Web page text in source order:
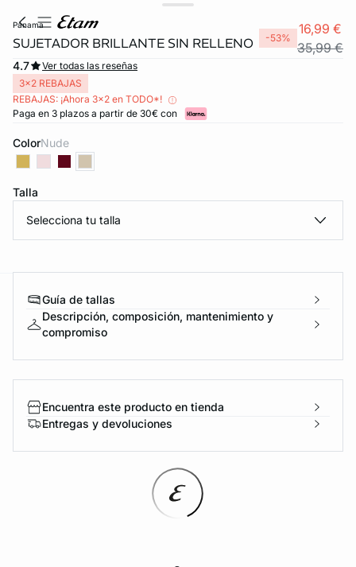
panama
SUJETADOR BRILLANTE SIN RELLENO -53%
16,99 €
35,99 €
4.7
Ver todas las reseñas
3x2 REBAJAS
REBAJAS: ¡Ahora 3x2 en TODO*!
Paga en 3 plazos a partir de 30€ con
Color nude
Talla
Selecciona tu talla
Guía de tallas
Descripción, composición, mantenimiento y
compromiso
Encuentra este producto en tienda
Entregas y devoluciones